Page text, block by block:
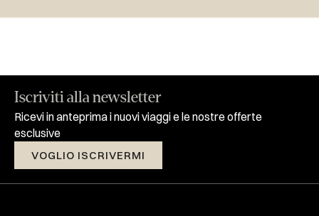
Iscriviti alla newsletter
Ricevi in anteprima i nuovi viaggi e le nostre offerte
esclusive
VOGLIO ISCRIVERMI